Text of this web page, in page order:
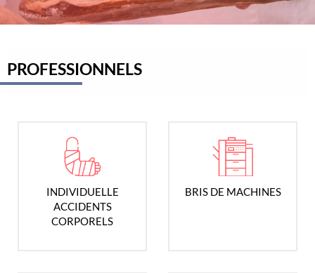
PROFESSIONNELS
INDIVIDUELLE
ACCIDENTS
CORPORELS
BRIS DE MACHINES